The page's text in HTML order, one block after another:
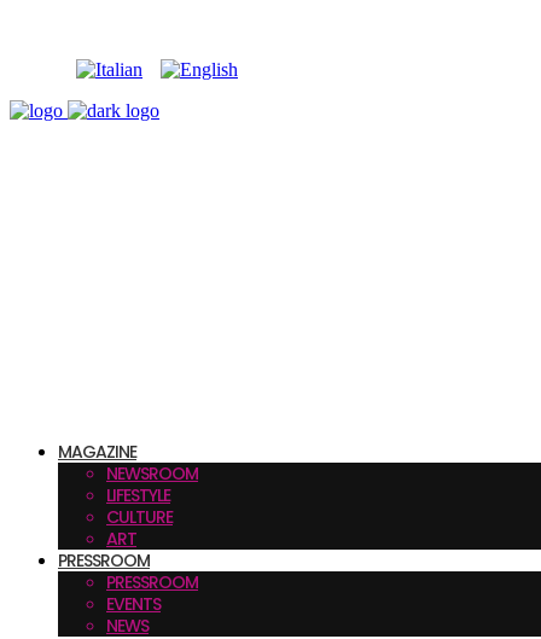
MAGAZINE
NEWSROOM
LIFESTYLE
CULTURE
ART
PRESSROOM
PRESSROOM
EVENTS
NEWS